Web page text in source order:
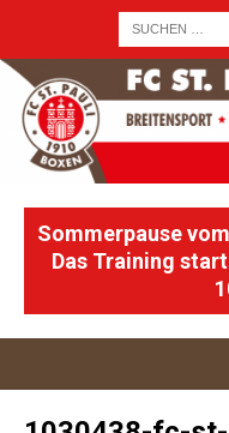
Sommerpause
Das Training